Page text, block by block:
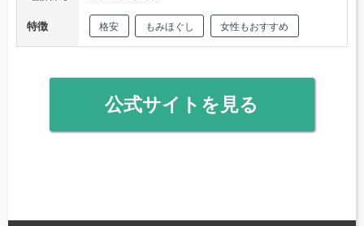
特徴 格安 もみほぐし 女性もおすすめ
公式サイトを見る